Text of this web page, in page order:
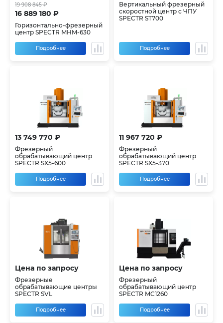
16 889 180 ₽
19 908 845 ₽
Горизонтально-фрезерный
центр SPECTR MHM-630
Подробнее
Вертикальный фрезерный
скоростной центр с ЧПУ
SPECTR ST700
Подробнее
13 749 770 ₽
Фрезерный
обрабатывающий центр
SPECTR SX5-600
Подробнее
11 967 720 ₽
Фрезерный
обрабатывающий центр
SPECTR SX5-370
Подробнее
Цена по запросу
Фрезерные
обрабатывающие центры
SPECTR SVL
Подробнее
Цена по запросу
Фрезерный
обрабатывающий центр
SPECTR MC1260
Подробнее